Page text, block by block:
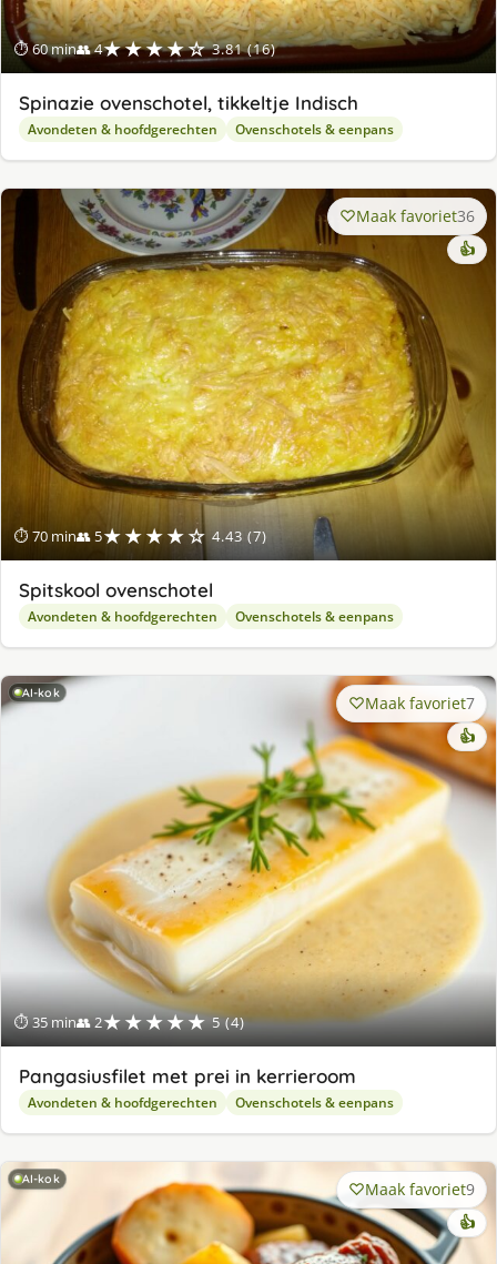
⏱ 60 min👥 4★★★★☆ 3.81 (16)
Spinazie ovenschotel, tikkeltje Indisch
Avondeten & hoofdgerechten Ovenschotels & eenpans
⏱ 70 min👥 5★★★★☆ 4.43 (7)
Maak favoriet36
👍
Spitskool ovenschotel
Avondeten & hoofdgerechten Ovenschotels & eenpans
AI-kok
⏱ 35 min👥 2★★★★★ 5 (4)
Maak favoriet7
👍
Pangasiusfilet met prei in kerrieroom
Avondeten & hoofdgerechten Ovenschotels & eenpans
AI-kok Maak favoriet9
👍